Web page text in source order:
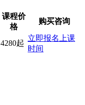
课程价
格
购买咨询
4280起
立即报名 上课
时间